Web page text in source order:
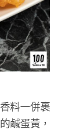
料一併裹
鹹蛋黃，